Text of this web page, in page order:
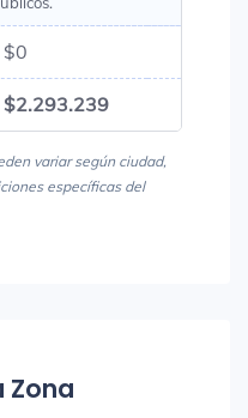
$0
$2.293.239
variar según ciudad,
específicas del
Zona